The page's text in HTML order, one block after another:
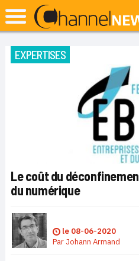
EXPERTISES
Le coût du
du numérique
le 08-06-2020
Par Johann Armand